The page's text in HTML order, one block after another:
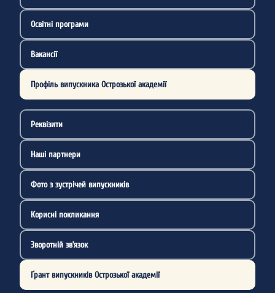
Освітні програми
Вакансії
Профіль випускника Острозької академії
Реквізити
Наші партнери
Фото з зустрічей випускників
Корисні покликання
Зворотній зв’язок
Ґрант випускників Острозької академії